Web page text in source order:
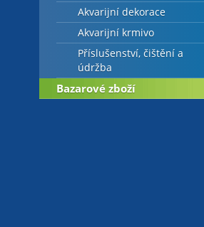
Akvarijní dekorace
Akvarijní krmivo
Příslušenství, čištění a
údržba
Bazarové zboží